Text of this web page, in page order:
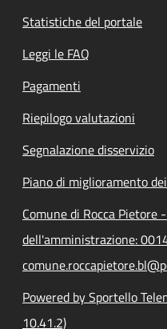
Statistiche del portale
Leggi le FAQ
Pagamenti
Riepilogo valutazioni
Segnalazione disservizio
Piano di miglioramento
Comune di Rocca Pietore
dell'amministrazione:
Powered by Sportello
10.41.2)